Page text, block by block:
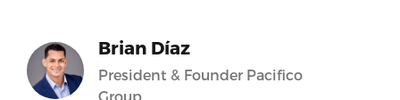
Brian Díaz
President & Founder Pacifico
Group